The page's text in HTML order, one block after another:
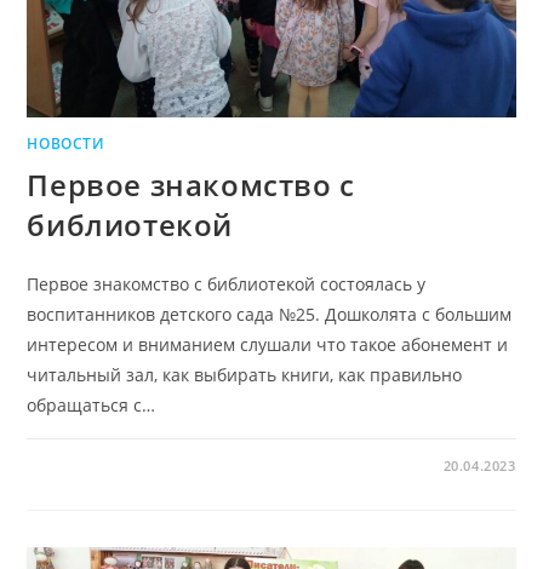
НОВОСТИ
Первое знакомство с
библиотекой
Первое знакомство с библиотекой состоялась у
воспитанников детского сада №25. Дошколята с большим
интересом и вниманием слушали что такое абонемент и
читальный зал, как выбирать книги, как правильно
обращаться с…
20.04.2023